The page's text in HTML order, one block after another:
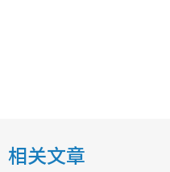
相关文章